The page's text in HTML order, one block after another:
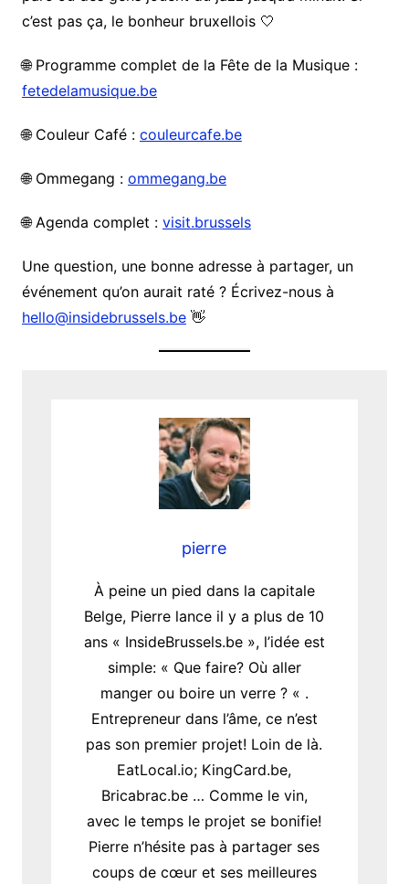
c’est pas ça, le bonheur bruxellois 🤍
🌐 Programme complet de la Fête de la Musique :
fetedelamusique.be
🌐 Couleur Café : couleurcafe.be
🌐 Ommegang : ommegang.be
🌐 Agenda complet : visit.brussels
Une question, une bonne adresse à partager, un
événement qu’on aurait raté ? Écrivez-nous à
hello@insidebrussels.be👋
pierre
À peine un pied dans la capitale
Belge, Pierre lance il y a plus de 10
ans « InsideBrussels.be », l’idée est
simple: « Que faire? Où aller
manger ou boire un verre ? « .
Entrepreneur dans l’âme, ce n’est
pas son premier projet! Loin de là.
EatLocal.io; KingCard.be,
Bricabrac.be … Comme le vin,
avec le temps le projet se bonifie!
Pierre n’hésite pas à partager ses
coups de cœur et ses meilleures